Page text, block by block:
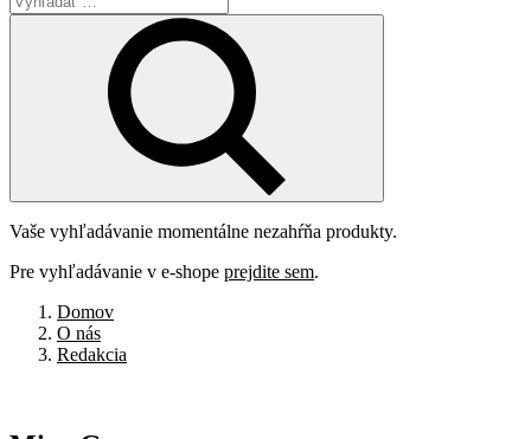
Vaše vyhľadávanie momentálne nezahŕňa produkty.
Pre vyhľadávanie v e-shope prejdite sem.
Domov
O nás
Redakcia